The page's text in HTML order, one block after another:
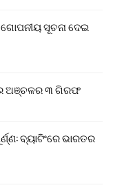
ସୂଚନା ଦେଇ
ଅଞ୍ଚଳର ୩ ଗିରଫ
ବ୍ୟାଟିଂରେ ଭାରତର